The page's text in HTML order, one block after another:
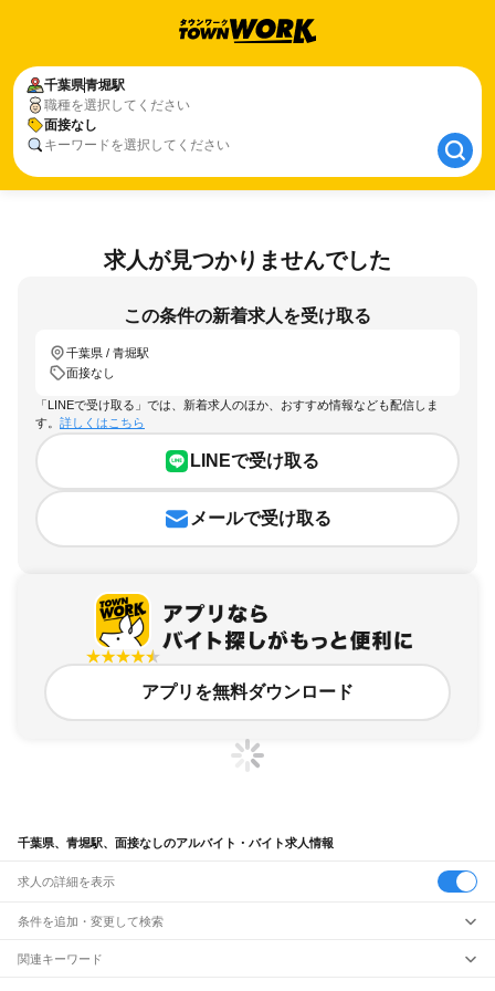
千葉県青堀駅
職種を選択してください
面接なし
キーワードを選択してください
千葉県青堀駅
面接なし
求人が見つかりませんでした
この条件の新着求人を受け取る
千葉県 / 青堀駅
面接なし
「LINEで受け取る」では、新着求人のほか、おすすめ情報なども配信しま
す。 詳しくはこちら
LINEで受け取る
メールで受け取る
アプリを無料ダウンロード
千葉県、青堀駅、面接なしのアルバイト・バイト求人情報
求人の詳細を表示
条件を追加・変更して検索
市区町村を追加・変更
関連キーワード